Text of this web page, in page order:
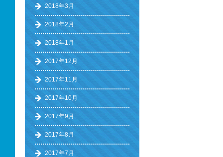
2018年3月
2018年2月
2018年1月
2017年12月
2017年11月
2017年10月
2017年9月
2017年8月
2017年7月